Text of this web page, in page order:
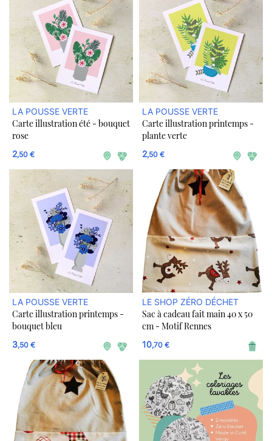
LA POUSSE VERTE
Carte illustration été - bouquet
rose
2,50 €
LA POUSSE VERTE
Carte illustration printemps -
plante verte
2,50 €
LA POUSSE VERTE
Carte illustration printemps -
bouquet bleu
3,50 €
LE SHOP ZÉRO DÉCHET
Sac à cadeau fait main 40 x 50
cm - Motif Rennes
10,70 €